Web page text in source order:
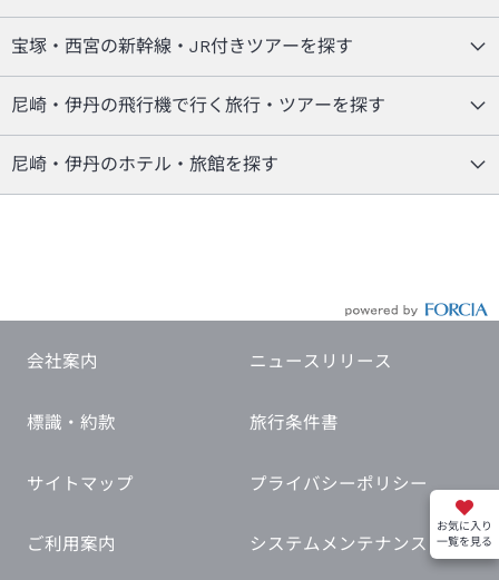
お気に入り
一覧を見る
宝塚・西宮の新幹線・JR付きツアーを探す
尼崎・伊丹の飛行機で行く旅行・ツアーを探す
尼崎・伊丹のホテル・旅館を探す
会社案内 ニュースリリース
標識・約款 旅行条件書
サイトマップ プライバシーポリシー
ご利用案内 システムメンテナンス